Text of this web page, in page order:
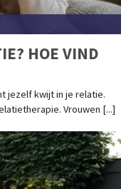
HOE VIND
jezelf kwijt in je relatie.
Vrouwen [...]